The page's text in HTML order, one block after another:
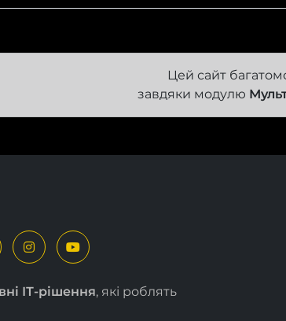
Цей сайт
завдяки модулю
ІТ-рішення, які роблять